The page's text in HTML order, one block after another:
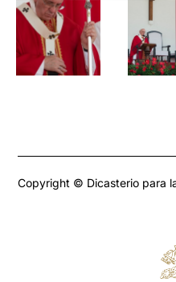
Copyright © Dicasterio para